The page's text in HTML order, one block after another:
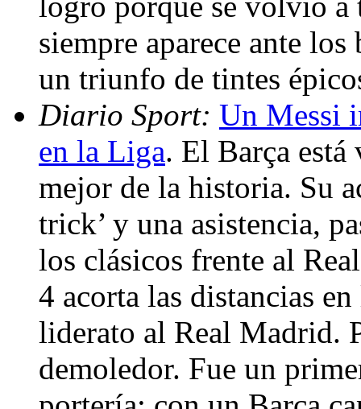
siempre aparece ante
un triunfo de tintes
Diario Sport: Un Messi
en la Liga. El Barça
mejor de la historia. Su
trick’ y una asistencia,
los clásicos frente al
4 acorta las distancias
liderato al Real Madrid.
demoledor. Fue un